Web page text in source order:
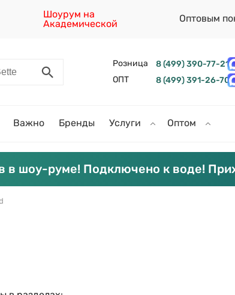
Шоурум на
Академической
Оптовым
Розница
8 (499) 390-77-21
ОПТ
8 (499) 391-26-70
Важно Бренды Услуги Оптом
в шоу-руме! Подключено к воде!